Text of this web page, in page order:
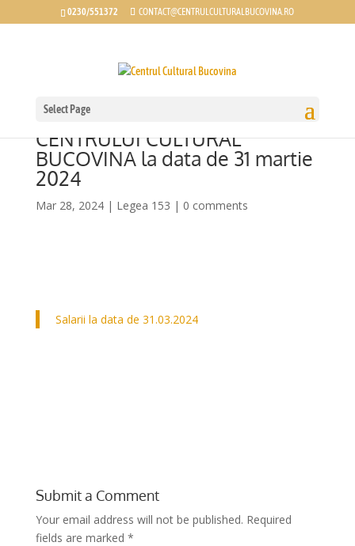
0230/551372 CONTACT@CENTRULCULTURALBUCOVINA.RO
Select Page
SALARII LA NIVELUL
CENTRULUI CULTURAL
BUCOVINA la data de 31 martie
2024
Mar 28, 2024| Legea 153 | 0 comments
Salarii la data de 31.03.2024
Submit a Comment
Your email address will not be published. Required
fields are marked *